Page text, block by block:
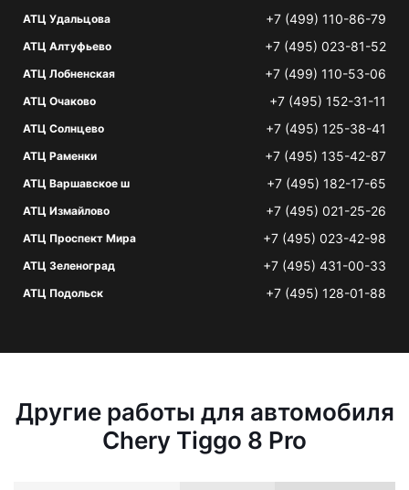
АТЦ Удальцова +7 (499) 110-86-79
АТЦ Алтуфьево +7 (495) 023-81-52
АТЦ Лобненская +7 (499) 110-53-06
АТЦ Очаково +7 (495) 152-31-11
АТЦ Солнцево +7 (495) 125-38-41
АТЦ Раменки +7 (495) 135-42-87
АТЦ Варшавское ш +7 (495) 182-17-65
АТЦ Измайлово +7 (495) 021-25-26
АТЦ Проспект Мира +7 (495) 023-42-98
АТЦ Зеленоград +7 (495) 431-00-33
АТЦ Подольск +7 (495) 128-01-88
Другие работы для автомобиля
Chery Tiggo 8 Pro